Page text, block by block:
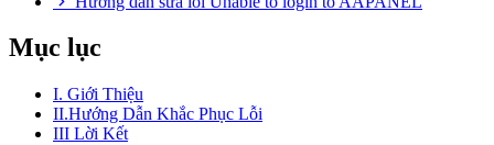
Mục lục
I. Giới Thiệu
II.Hướng Dẫn Khắc Phục Lỗi
III Lời Kết